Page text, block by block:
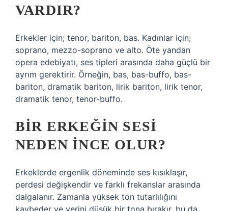
VARDIR?
Erkekler için; tenor, bariton, bas. Kadınlar için;
soprano, mezzo-soprano ve alto. Öte yandan
opera edebiyatı, ses tipleri arasında daha güçlü bir
ayrım gerektirir. Örneğin, bas, bas-buffo, bas-
bariton, dramatik bariton, lirik bariton, lirik tenor,
dramatik tenor, tenor-buffo.
BIR ERKEĞIN SESI
NEDEN INCE OLUR?
Erkeklerde ergenlik döneminde ses kısıklaşır,
perdesi değişkendir ve farklı frekanslar arasında
dalgalanır. Zamanla yüksek ton tutarlılığını
kaybeder ve yerini düşük bir tona bırakır, bu da